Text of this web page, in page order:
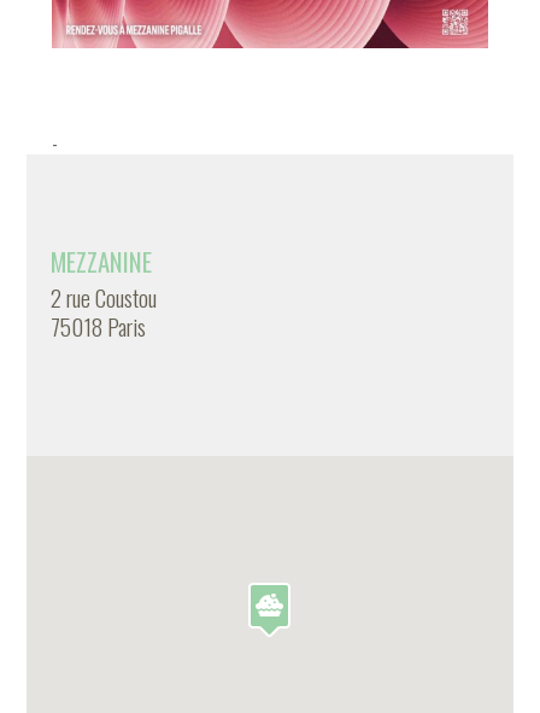
-
MEZZANINE
2 rue Coustou
75018 Paris